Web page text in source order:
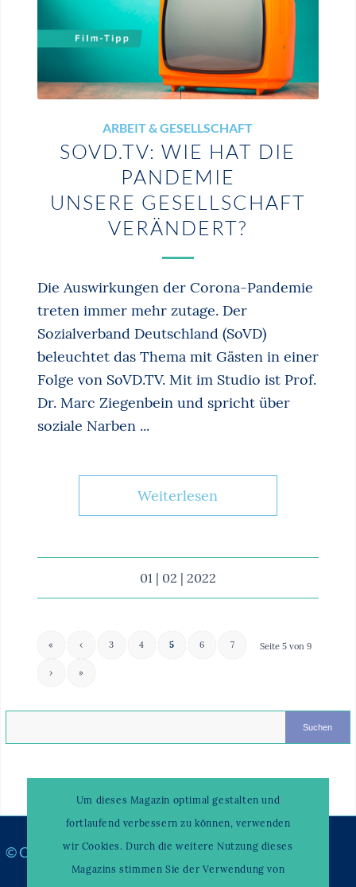
ARBEIT & GESELLSCHAFT
SOVD.TV: WIE HAT DIE
PANDEMIE
UNSERE GESELLSCHAFT
VERÄNDERT?
Die Auswirkungen der Corona-Pandemie
treten immer mehr zutage. Der
Sozialverband Deutschland (SoVD)
beleuchtet das Thema mit Gästen in einer
Folge von SoVD.TV. Mit im Studio ist Prof.
Dr. Marc Ziegenbein und spricht über
soziale Narben ...
Weiterlesen
01 | 02 | 2022
Seite 5 von 9
« ‹ 3 4 5 6 7
› »
© Copyright –WAHRENDORFF KLINIKUM
Um dieses Magazin optimal gestalten und
fortlaufend verbessern zu können, verwenden
wir Cookies. Durch die weitere Nutzung dieses
Magazins stimmen Sie der Verwendung von